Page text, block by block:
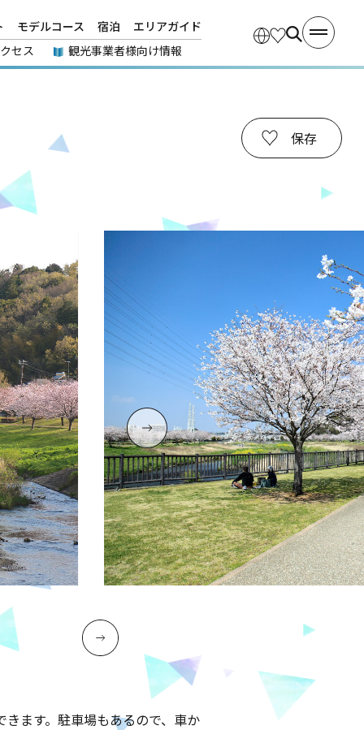
モデルコース 宿泊
エリアガイド
セス 観光事業者様向け情報
保存
ます。駐車場もあるので、車か